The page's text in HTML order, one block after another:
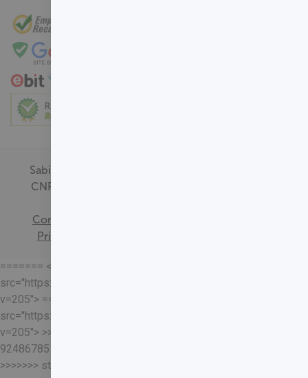
Sabin Medicina Diagnóstica -
CNPJ - 00.718.528/0001-09
Consentimento
Privacidade
======= <<<<<<< HEAD
src="https://loja.sabin.com.br//skin/frontend/sabin/default/
v=205"> =======
src="https://loja.sabin.com.br//skin/frontend/sabin/default/
v=205"> >>>>>>>
92486785178204652eaf37adafb13ec7f5401a93
>>>>>>> staging-merge